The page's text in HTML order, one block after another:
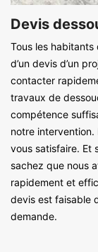
Devis
Tous les
d’un devis d’un
contacter
travaux de
compétence
notre
vous satisfaire. Et
sachez que nous
rapidement et
devis est faisable
demande.